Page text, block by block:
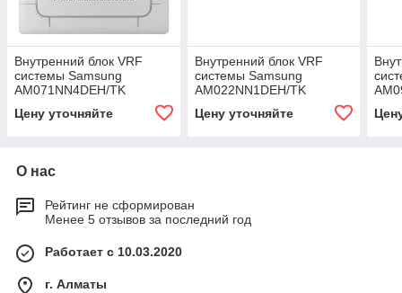
Внутренний блок VRF
системы Samsung
AM071NN4DEH/TK
Цену уточняйте
Внутренний блок VRF
системы Samsung
AM022NN1DEH/TK
Цену уточняйте
О нас
Рейтинг не сформирован
Менее 5 отзывов за последний год
Работает с 10.03.2020
г. Алматы